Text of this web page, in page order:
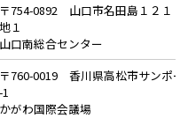
〒754-0892 山口市名田島１２１
地１
山口南総合センター
〒760-0019 香川県高松市サンポ
-1
かがわ国際会議場